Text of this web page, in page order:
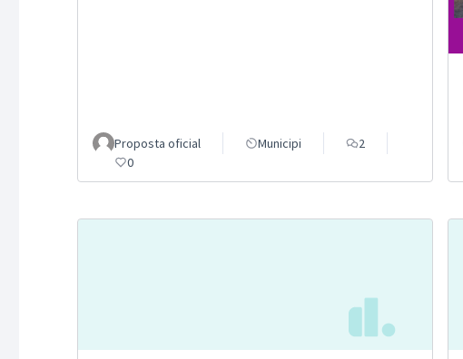
Proposta oficial Municipi
2
0